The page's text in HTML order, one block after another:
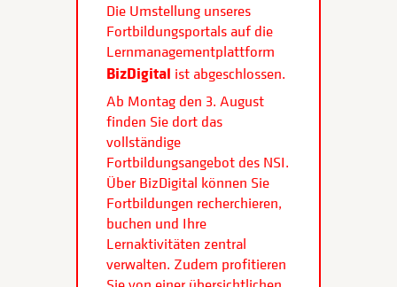
Die Umstellung unseres
Fortbildungsportals auf die
Lernmanagementplattform
BizDigital ist abgeschlossen.
Ab Montag den 3. August
finden Sie dort das
vollständige
Fortbildungsangebot des NSI.
Über BizDigital können Sie
Fortbildungen recherchieren,
buchen und Ihre
Lernaktivitäten zentral
verwalten. Zudem profitieren